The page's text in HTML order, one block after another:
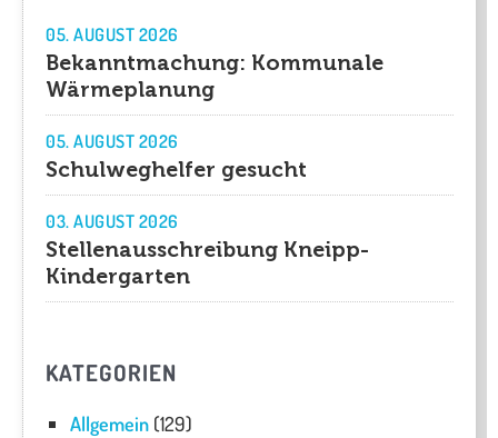
05. AUGUST 2026
Bekanntmachung: Kommunale
Wärmeplanung
05. AUGUST 2026
Schulweghelfer gesucht
03. AUGUST 2026
Stellenausschreibung Kneipp-
Kindergarten
KATEGORIEN
Allgemein(129)